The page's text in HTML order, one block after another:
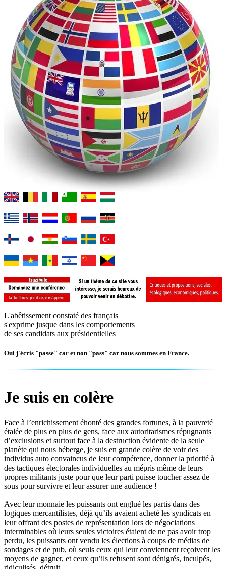
L'abêtissement constaté des français
s'exprime jusque dans les comportements
de ses candidats aux présidentielles
Oui j'écris "passe" car et non "pass" car nous sommes en France.
Je suis en colère
Face à l’enrichissement éhonté des grandes fortunes, à la pauvreté
étalée de plus en plus de gens, face aux autoritarismes répugnants
d’exclusions et surtout face à la destruction évidente de la seule
planète qui nous héberge, je suis en grande colère de voir des
individus auto convaincus de leur compétence, donner la priorité à
des tactiques électorales individuelles au mépris même de leurs
propres militants juste pour que leur parti puisse toucher assez de
sous pour survivre et leur assurer une audience !
Avec leur monnaie les puissants ont englué les partis dans des
logiques mercantilistes, déjà qu’ils avaient acheté les syndicats en
leur offrant des postes de représentation lors de négociations
interminables où leurs seules victoires étaient de ne pas avoir trop
perdu, les puissants ont vendu les élections à coups de médias de
sondages et de pub, où seuls ceux qui leur conviennent reçoivent les
moyens de gagner, et ceux qu’ils refusent sont dénigrés, inculpés,